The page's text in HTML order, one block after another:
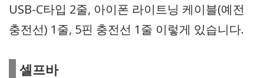
USB-C타입 2줄, 아이폰 라이트닝 케이블(예전
충전선) 1줄, 5핀 충전선 1줄 이렇게 있습니다.
셀프바